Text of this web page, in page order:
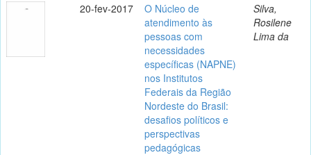
20-fev-2017
O Núcleo de
atendimento às
pessoas com
necessidades
específicas (NAPNE)
nos Institutos
Federais da Região
Nordeste do Brasil:
desafios políticos e
perspectivas
pedagógicas
Silva,
Rosilene
Lima da